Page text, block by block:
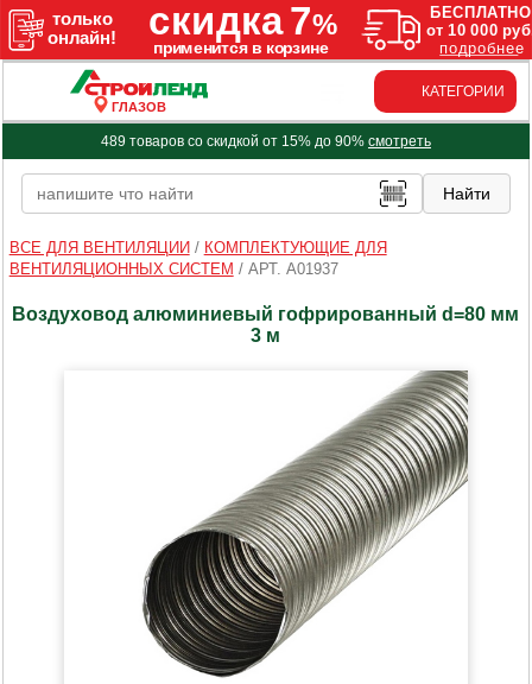
ГЛАЗОВ
КАТЕГОРИИ
489 товаров со скидкой от 15% до 90% смотреть
ВСЕ ДЛЯ ВЕНТИЛЯЦИИ / КОМПЛЕКТУЮЩИЕ ДЛЯ
ВЕНТИЛЯЦИОННЫХ СИСТЕМ / АРТ. A01937
Воздуховод алюминиевый гофрированный d=80 мм
3 м